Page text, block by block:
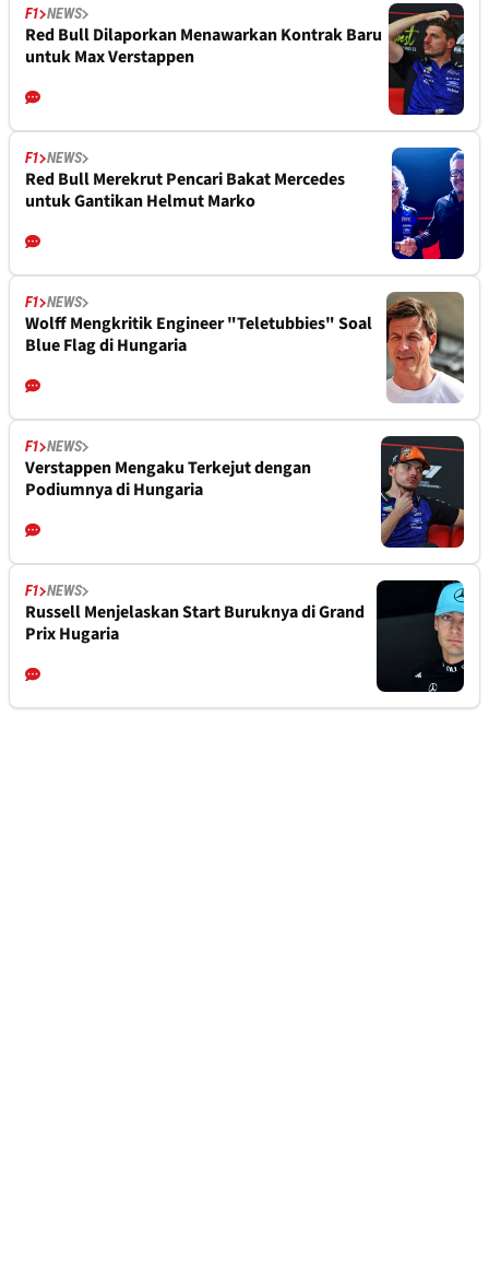
F1 NEWS
Red Bull Dilaporkan Menawarkan Kontrak Baru
untuk Max Verstappen
F1 NEWS
Red Bull Merekrut Pencari Bakat Mercedes
untuk Gantikan Helmut Marko
F1 NEWS
Wolff Mengkritik Engineer "Teletubbies" Soal
Blue Flag di Hungaria
F1 NEWS
Verstappen Mengaku Terkejut dengan
Podiumnya di Hungaria
F1 NEWS
Russell Menjelaskan Start Buruknya di Grand
Prix Hugaria